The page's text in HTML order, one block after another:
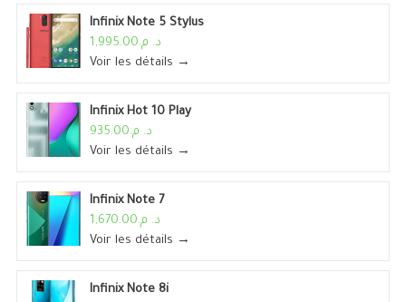
Infinix Note 5 Stylus
د. م.1,995.00
Voir les détails →
Infinix Hot 10 Play
د. م.935.00
Voir les détails →
Infinix Note 7
د. م.1,670.00
Voir les détails →
Infinix Note 8i